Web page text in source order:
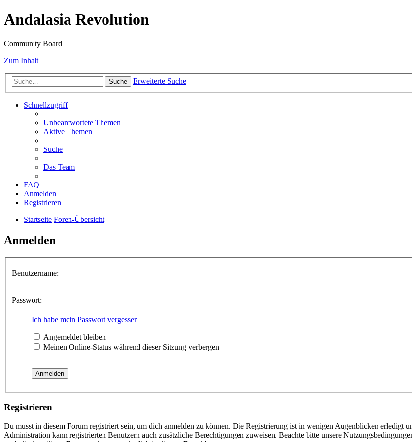
Andalasia Revolution
Community Board
Zum Inhalt
Suche Erweiterte Suche
Schnellzugriff
Unbeantwortete Themen
Aktive Themen
Suche
Das Team
FAQ
Anmelden
Registrieren
Startseite Foren-Übersicht
Anmelden
Benutzername:
Passwort:
Ich habe mein Passwort vergessen
Angemeldet bleiben
Meinen Online-Status während dieser Sitzung verbergen
Registrieren
Du musst in diesem Forum registriert sein, um dich anmelden zu können. Die Registrierung ist in wenigen Augenblicken erledigt
Administration kann registrierten Benutzern auch zusätzliche Berechtigungen zuweisen. Beachte bitte unsere